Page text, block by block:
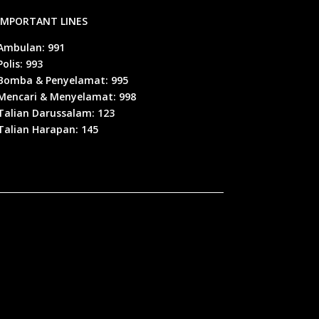
LINES
991
993
& Penyelamat: 995
& Menyelamat: 998
Darussalam: 123
Harapan: 145